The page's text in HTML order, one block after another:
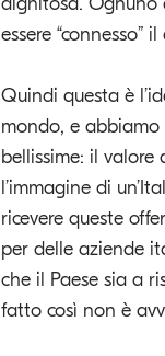
essere “connesso”
Quindi questa è
mondo, e abbiamo
bellissime: il
l’immagine di
ricevere queste
per delle aziende
che il Paese sia a
fatto così non è